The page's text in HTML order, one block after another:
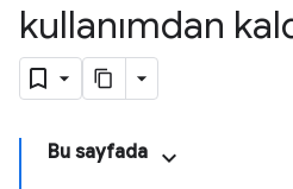
kullanımdan
Bu sayfada